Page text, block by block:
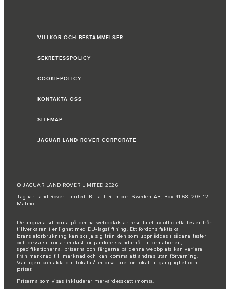
VILLKOR OCH BESTÄMMELSER
SEKRETESSPOLICY
COOKIEPOLICY
KONTAKTA OSS
SITEMAP
JAGUAR LAND ROVER CORPORATE
© JAGUAR LAND ROVER LIMITED 2026
Jaguar Land Rover Limited: Bilia JLR Import Sweden AB, Box 41 68, 203 12
Malmö
De angivna siffrorna på denna webbplats är resultatet av officiella tester från
tillverkaren i enlighet med EU-lagstiftning. Ett fordons faktiska
bränsleförbrukning kan skilja sig från den som uppnåddes i sådana tester
och dessa siffror är endast för jämförelseändamål. Informationen,
specifikationerna, priserna och färgerna på denna webbplats kan variera
från marknad till marknad och kan komma att ändras utan förvarning.
Vänligen kontakta din lokala återförsäljare för lokal tillgänglighet och
priser.
Priserna som visas inkluderar mervärdesskatt (moms).